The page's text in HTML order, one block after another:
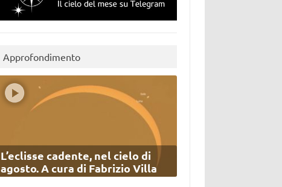
Approfondimento
L’eclisse cadente, nel cielo di
agosto. A cura di Fabrizio Villa